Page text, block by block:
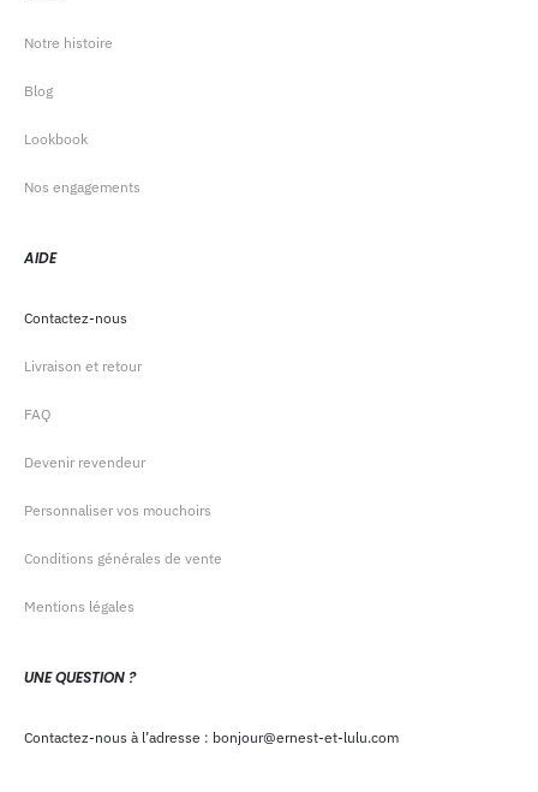
Notre histoire
Blog
Lookbook
Nos engagements
AIDE
Contactez-nous
Livraison et retour
FAQ
Devenir revendeur
Personnaliser vos mouchoirs
Conditions générales de vente
Mentions légales
UNE QUESTION ?
Contactez-nous à l’adresse : bonjour@ernest-et-lulu.com